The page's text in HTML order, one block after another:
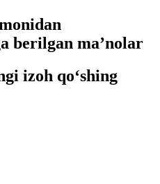
berilgan ma’nolar
izoh qo‘shing